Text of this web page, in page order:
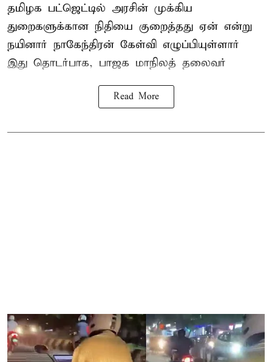
தமிழக பட்ஜெட்டில் அரசின் முக்கிய
துறைகளுக்கான நிதியை குறைத்தது ஏன் என்று
நயினார் நாகேந்திரன் கேள்வி எழுப்பியுள்ளார்
இது தொடர்பாக, பாஜக மாநிலத் தலைவர்
Read More